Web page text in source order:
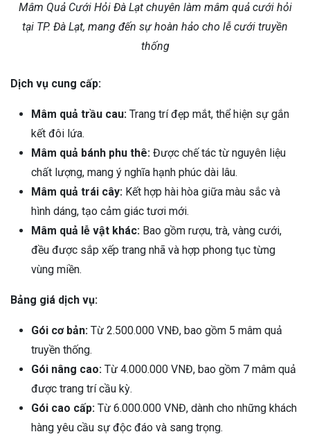
Mâm Quả Cưới Hỏi Đà Lạt chuyên làm mâm quả cưới hỏi
tại TP. Đà Lạt, mang đến sự hoàn hảo cho lễ cưới truyền
thống
Dịch vụ cung cấp:
Mâm quả trầu cau: Trang trí đẹp mắt, thể hiện sự gắn
kết đôi lứa.
Mâm quả bánh phu thê: Được chế tác từ nguyên liệu
chất lượng, mang ý nghĩa hạnh phúc dài lâu.
Mâm quả trái cây: Kết hợp hài hòa giữa màu sắc và
hình dáng, tạo cảm giác tươi mới.
Mâm quả lễ vật khác: Bao gồm rượu, trà, vàng cưới,
đều được sắp xếp trang nhã và hợp phong tục từng
vùng miền.
Bảng giá dịch vụ:
Gói cơ bản: Từ 2.500.000 VNĐ, bao gồm 5 mâm quả
truyền thống.
Gói nâng cao: Từ 4.000.000 VNĐ, bao gồm 7 mâm quả
được trang trí cầu kỳ.
Gói cao cấp: Từ 6.000.000 VNĐ, dành cho những khách
hàng yêu cầu sự độc đáo và sang trọng.